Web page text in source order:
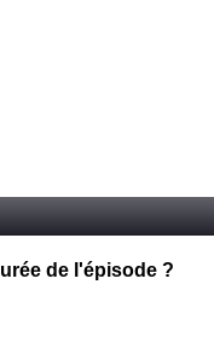
de l'épisode ?